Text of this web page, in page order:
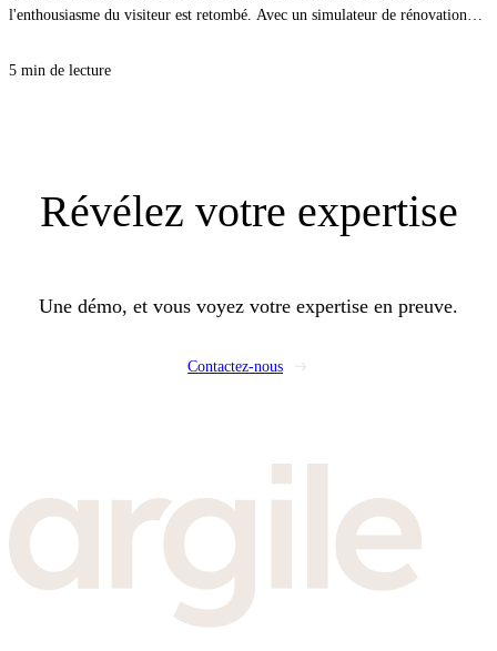
l'enthousiasme du visiteur est retombé. Avec un simulateur de rénovation
logement pendant qu'il est devant vous, et repart avec un rendez-vous posé
5 min de lecture
Révélez votre expertise
Une démo, et vous voyez votre expertise en preuve.
Contactez-nous